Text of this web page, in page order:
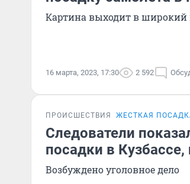
Картина выходит в широкий
16 марта, 2023, 17:30 2 592
ПРОИСШЕСТВИЯ ЖЕСТКАЯ
Следователи
посадки в Кузбассе,
Возбуждено уголовное дело